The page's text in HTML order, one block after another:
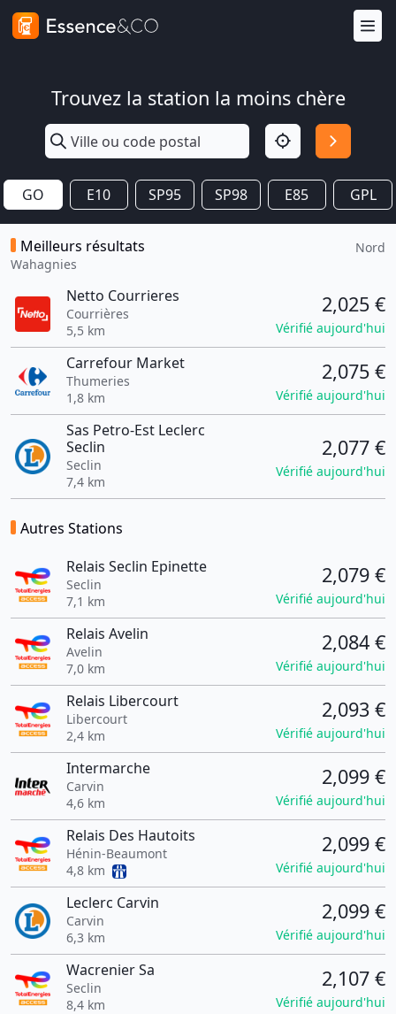
Trouvez la station la moins chère
GO E10 SP95 SP98 E85 GPL
Meilleurs résultats
Wahagnies
Nord
Netto Courrieres
Courrières
5,5 km
2,025 €
Vérifié aujourd'hui
Carrefour Market
Thumeries
1,8 km
2,075 €
Vérifié aujourd'hui
Sas Petro-Est Leclerc
Seclin
Seclin
7,4 km
2,077 €
Vérifié aujourd'hui
Autres Stations
Relais Seclin Epinette
Seclin
7,1 km
2,079 €
Vérifié aujourd'hui
Relais Avelin
Avelin
7,0 km
2,084 €
Vérifié aujourd'hui
Relais Libercourt
Libercourt
2,4 km
2,093 €
Vérifié aujourd'hui
Intermarche
Carvin
4,6 km
2,099 €
Vérifié aujourd'hui
Relais Des Hautoits
Hénin-Beaumont
4,8 km
2,099 €
Vérifié aujourd'hui
Leclerc Carvin
Carvin
6,3 km
2,099 €
Vérifié aujourd'hui
Wacrenier Sa
Seclin
8,4 km
2,107 €
Vérifié aujourd'hui